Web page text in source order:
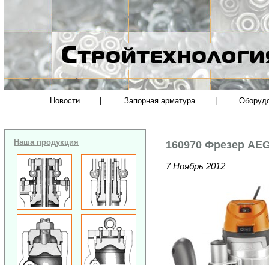
Новости Запорная арматура
Наша продукция 160970 Фрезер
7 Ноябрь 2012